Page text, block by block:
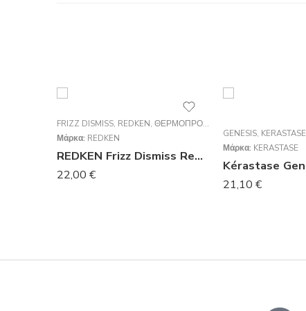
FRIZZ DISMISS, REDKEN, ΘΕΡΜΟΠΡΟΣΤΑΤΕΥΤΙΚΆ
Μάρκα: REDKEN
REDKEN Frizz Dismiss Rebel Tame 250ml
22,00 €
GENESIS, KERASTASE
Μάρκα: KERASTASE
21,10 €